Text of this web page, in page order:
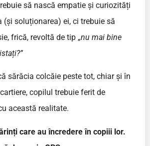
să nască empatie și curiozități
(și soluționarea) ei, ci trebuie să
frică, revoltă de tip „nu mai bine
sărăcia colcăie peste tot, chiar și în
cartiere, copilul trebuie ferit de
această realitate.
care au încredere în copiii lor.